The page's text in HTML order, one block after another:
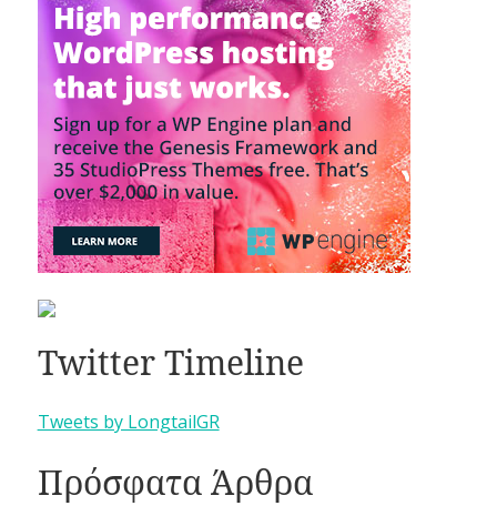
Twitter Timeline
Tweets by LongtailGR
Πρόσφατα Άρθρα